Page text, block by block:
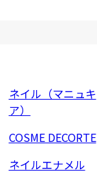
ネイル（マニュキ
ア）
COSME DECORTE
ネイルエナメル